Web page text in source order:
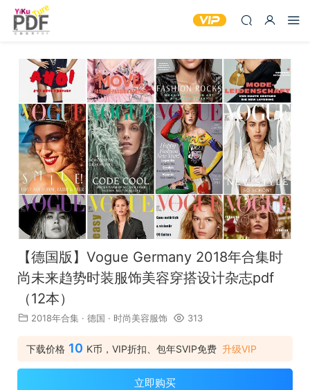
【德国版】Vogue Germany 2018年合集时
尚未来趋势时装服饰美容穿搭设计杂志pdf
（12本）
2018年合集 · 德国 · 时尚美容服饰 313
下载价格 10 K币，VIP折扣、包年SVIP免费 升级VIP
立即购买